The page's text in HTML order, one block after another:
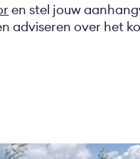
en stel jouw
adviseren over het